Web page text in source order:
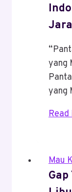
yang
yang
Read
Mau